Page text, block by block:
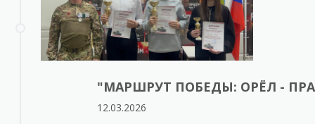
"МАРШРУТ ПОБЕДЫ: ОРЁЛ -
12.03.2026